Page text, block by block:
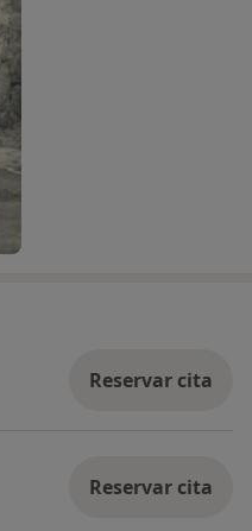
Reservar cita
Reservar cita